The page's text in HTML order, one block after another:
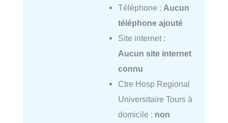
Téléphone : Aucun
téléphone ajouté
Site internet :
Aucun site internet
connu
Ctre Hosp Regional
Universitaire Tours à
domicile : non